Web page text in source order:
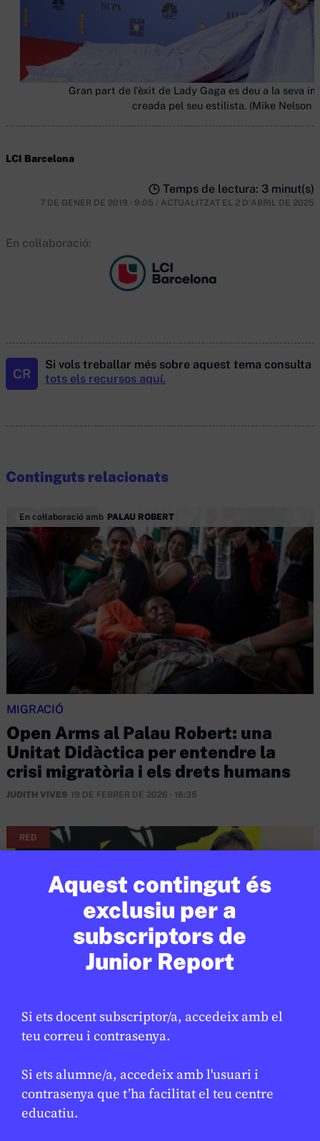
Gran part de l'èxit de Lady Gaga es deu a la seva
creada pel seu estilista. (Mike Nelson /
LCI Barcelona
Temps de lectura: 3 minut(s)
7 DE GENER DE 2019 · 9:05 / ACTUALITZAT EL 2 D'ABRIL DE 2025
Aquest contingut és
exclusiu per a
subscriptors de
Junior Report
Si ets docent subscriptor/a, accedeix amb el
teu correu i contrasenya.
Si ets alumne/a, accedeix amb l'usuari i
contrasenya que t’ha facilitat el teu centre
educatiu.
En col·laboració:
CR
Si vols treballar més sobre aquest tema consulta
tots els recursos aquí.
Continguts relacionats
En col·laboració amb PALAU ROBERT
MIGRACIÓ
Open Arms al Palau Robert: una
Unitat Didàctica per entendre la
crisi migratòria i els drets humans
JUDITH VIVES 19 DE FEBRER DE 2026 · 16:35
RED
SOCIETAT JUNIOR REPORT RED
Marcel, docent i periodista
CREU DE SABA REPORT
OLESA DE MONTSERRAT